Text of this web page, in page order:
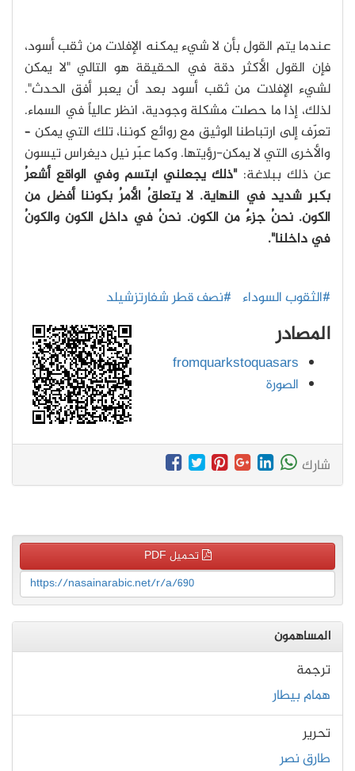
عندما يتم القول بأن لا شيء يمكنه الإفلات من ثقب أسود،
فإن القول الأكثر دقة في الحقيقة هو التالي "لا يمكن
لشيء الإفلات من ثقب أسود بعد أن يعبر أفق الحدث".
لذلك، إذا ما حصلت مشكلة وجودية، انظر عالياً في السماء.
تعرّف إلى ارتباطنا الوثيق مع روائع كوننا، تلك التي يمكن –
والأخرى التي لا يمكن-رؤيتها. وكما عبّر نيل ديغراس تيسون
عن ذلك ببلاغة: "ذلك يجعلني ابتسم وفي الواقع أشعرُ
بكبرٍ شديد في النهاية. لا يتعلقُ الأمرُ بكوننا أفضل من
الكون. نحنُ جزءٌ من الكون. نحنُ في داخلِ الكون والكونُ
في داخلنا".
#الثقوب السوداء #نصف قطر شفارتزشيلد
المصادر
fromquarkstoquasars
الصورة
شارك
تحميل PDF
https://nasainarabic.net/r/a/690
المساهمون
ترجمة
همام بيطار
تحرير
طارق نصر